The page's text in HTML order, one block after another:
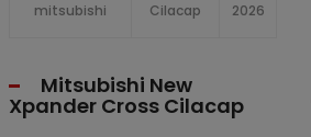
mitsubishi Cilacap 2026
Mitsubishi New
Xpander Cross Cilacap